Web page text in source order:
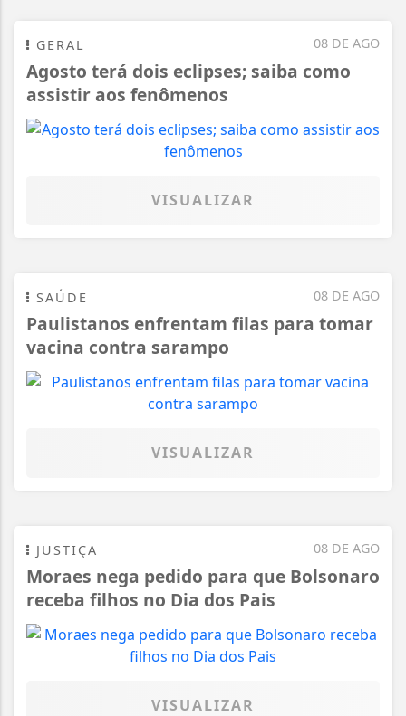
08 DE AGO
GERAL
Agosto terá dois eclipses; saiba como
assistir aos fenômenos
VISUALIZAR
08 DE AGO
SAÚDE
Paulistanos enfrentam filas para tomar
vacina contra sarampo
VISUALIZAR
08 DE AGO
JUSTIÇA
Moraes nega pedido para que Bolsonaro
receba filhos no Dia dos Pais
VISUALIZAR